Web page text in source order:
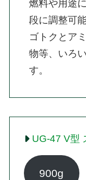
燃料や用途
段に調整可能
ゴトクとア
物等、いろ
す。
UG-47 V型
900g